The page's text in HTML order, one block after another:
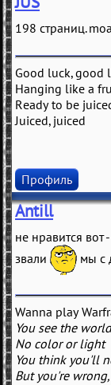
198 страниц.
Good luck, good
Hanging like a
Ready to be
Juiced, juiced
Профиль
Antill
не нравится вот
звали
мы с
Wanna play
You see the
No color or light
You think you'll
But you're